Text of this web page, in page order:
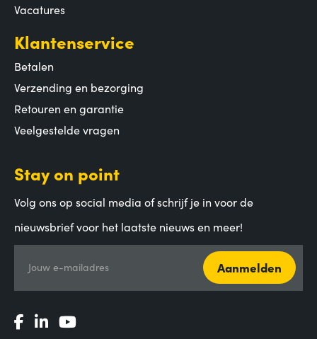
Vacatures
Klantenservice
Betalen
Verzending en bezorging
Retouren en garantie
Veelgestelde vragen
Stay on point
Volg ons op social media of schrijf je in voor de
nieuwsbrief voor het laatste nieuws en meer!
Jouw e-mailadres Aanmelden